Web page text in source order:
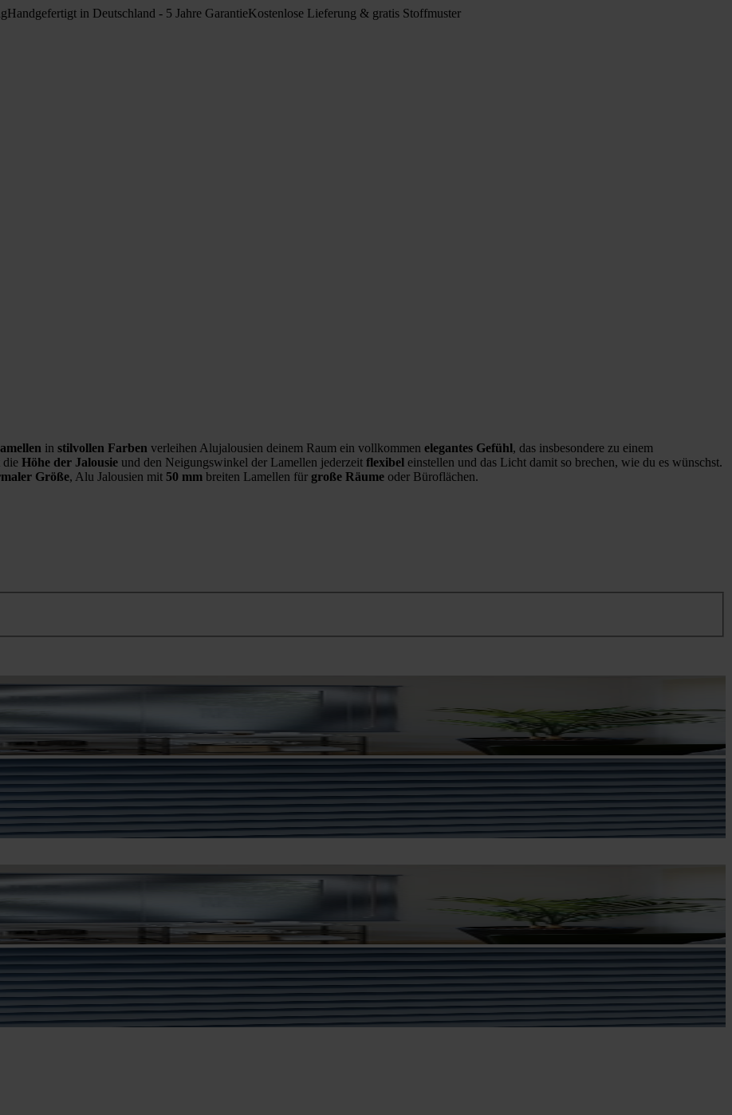
Handgefertigt in Deutschland - 5 Jahre GarantieKostenlose Lieferung & gratis Stoffmuster
in stilvollen Farben verleihen Alujalousien deinem Raum ein vollkommen elegantes Gefühl, das insbesondere zu einem
die Höhe der Jalousie und den Neigungswinkel der Lamellen jederzeit flexibel einstellen und das Licht damit so brechen, wie du es wünschst.
Größe, Alu Jalousien mit 50 mm breiten Lamellen für große Räume oder Büroflächen.